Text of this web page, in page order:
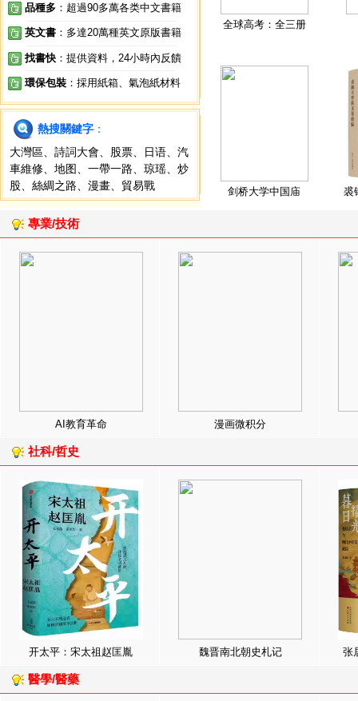
品種多 ：超過90多萬各类中文書籍
英文書 ：多達20萬種英文原版書籍
找書快 ：提供資料，24小時內反饋
環保包裝 ：採用紙箱、氣泡紙材料
熱搜關鍵字 ：
大灣區
詩詞大會 股票 日语
汽
車維修
地图 一帶一路 琼瑶
炒
股
絲綢之路 漫畫 貿易戰
全球高考：全三册
剑桥大学中国庙 裘
專業/技術
AI教育革命 漫画微积分
社科/哲史
开太平：宋太祖赵匡胤 魏晋南北朝史札记 张
醫學/醫藥